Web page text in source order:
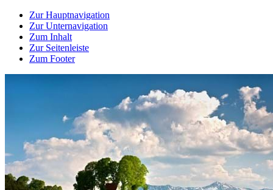
Zur Hauptnavigation
Zur Unternavigation
Zum Inhalt
Zur Seitenleiste
Zum Footer